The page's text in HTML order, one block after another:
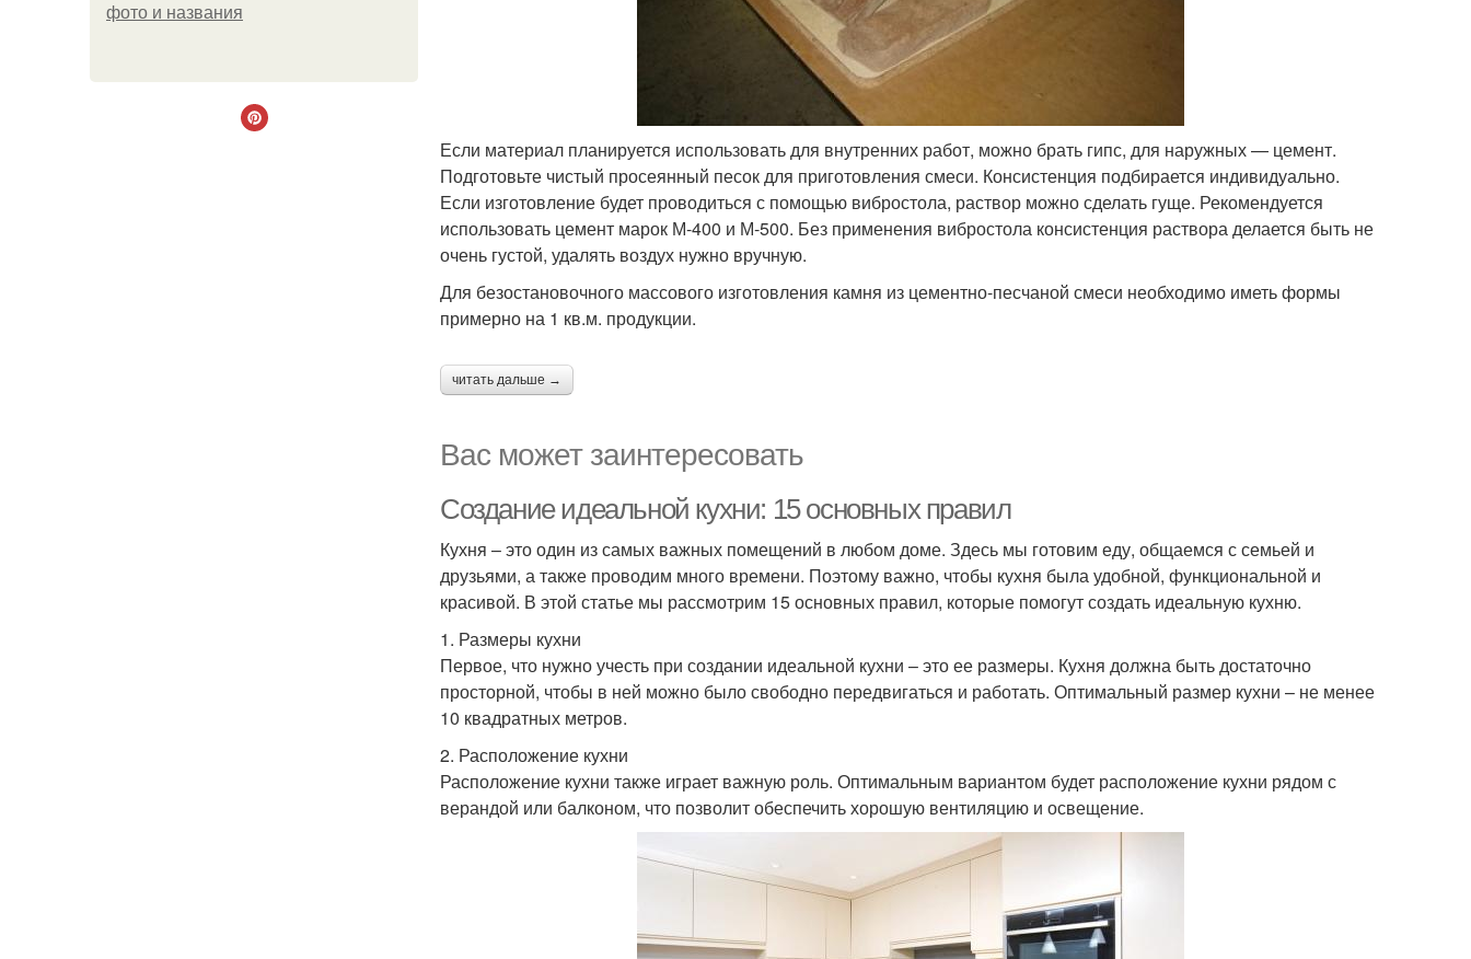
фото и названия
Если материал планируется использовать для внутренних работ, можно брать гипс, для наружных — цемент.
Подготовьте чистый просеянный песок для приготовления смеси. Консистенция подбирается индивидуально.
Если изготовление будет проводиться с помощью вибростола, раствор можно сделать гуще. Рекомендуется
использовать цемент марок М-400 и М-500. Без применения вибростола консистенция раствора делается быть не
очень густой, удалять воздух нужно вручную.
Для безостановочного массового изготовления камня из цементно-песчаной смеси необходимо иметь формы
примерно на 1 кв.м. продукции.
читать дальше →
Вас может заинтересовать
Создание идеальной кухни: 15 основных правил
Кухня – это один из самых важных помещений в любом доме. Здесь мы готовим еду, общаемся с семьей и
друзьями, а также проводим много времени. Поэтому важно, чтобы кухня была удобной, функциональной и
красивой. В этой статье мы рассмотрим 15 основных правил, которые помогут создать идеальную кухню.
1. Размеры кухни
Первое, что нужно учесть при создании идеальной кухни – это ее размеры. Кухня должна быть достаточно
просторной, чтобы в ней можно было свободно передвигаться и работать. Оптимальный размер кухни – не менее
10 квадратных метров.
2. Расположение кухни
Расположение кухни также играет важную роль. Оптимальным вариантом будет расположение кухни рядом с
верандой или балконом, что позволит обеспечить хорошую вентиляцию и освещение.